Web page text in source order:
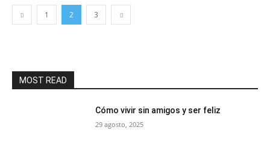
1 2 3
MOST READ
Cómo vivir sin amigos y ser feliz
29 agosto, 2025